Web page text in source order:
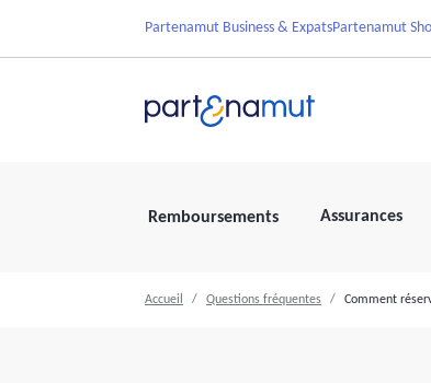
Partenamut Business & ExpatsPartenamut
Remboursements Assurances
Accueil Questions fréquentes Comment